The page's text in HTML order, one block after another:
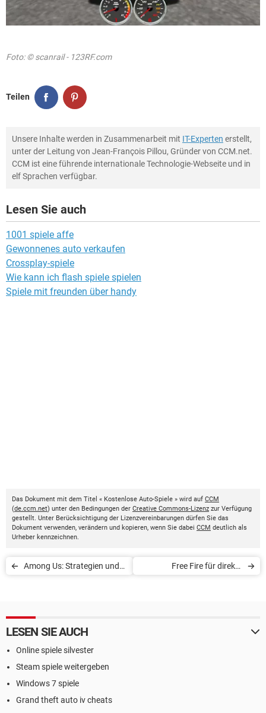
Foto: © scanrail - 123RF.com
Teilen
Unsere Inhalte werden in Zusammenarbeit mit IT-Experten erstellt,
unter der Leitung von Jean-François Pillou, Gründer von CCM.net.
CCM ist eine führende internationale Technologie-Webseite und in
elf Sprachen verfügbar.
Lesen Sie auch
1001 spiele affe
Gewonnenes auto verkaufen
Crossplay-spiele
Wie kann ich flash spiele spielen
Spiele mit freunden über handy
Das Dokument mit dem Titel « Kostenlose Auto-Spiele » wird auf CCM
(de.ccm.net) unter den Bedingungen der Creative Commons-Lizenz zur Verfügung
gestellt. Unter Berücksichtigung der Lizenzvereinbarungen dürfen Sie das
Dokument verwenden, verändern und kopieren, wenn Sie dabei CCM deutlich als
Urheber kennzeichnen.
Among Us: Strategien und
Free Fire für direkte
LESEN SIE AUCH
Online spiele silvester
Steam spiele weitergeben
Windows 7 spiele
Grand theft auto iv cheats